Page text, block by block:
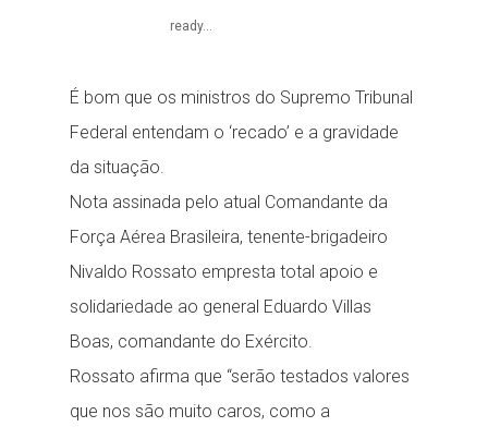
ready...
É bom que os ministros do Supremo Tribunal
Federal entendam o ‘recado’ e a gravidade
da situação.
Nota assinada pelo atual Comandante da
Força Aérea Brasileira, tenente-brigadeiro
Nivaldo Rossato empresta total apoio e
solidariedade ao general Eduardo Villas
Boas, comandante do Exército.
Rossato afirma que “serão testados valores
que nos são muito caros, como a